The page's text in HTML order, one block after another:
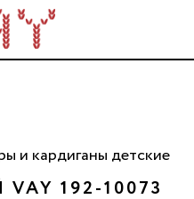
Сделано в России. Опт
и кардиганы детские
192-10073